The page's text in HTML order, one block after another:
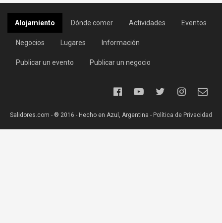
Alojamiento Dónde comer Actividades Eventos
Negocios Lugares Información
Publicar un evento Publicar un negocio
Salidores.com - ® 2016 - Hecho en Azul, Argentina - Política de Privacidad